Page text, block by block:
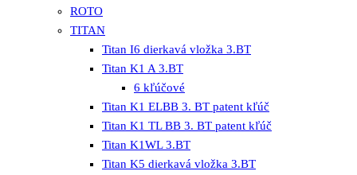
ROTO
TITAN
Titan I6 dierkavá vložka 3.BT
Titan K1 A 3.BT
6 kľúčové
Titan K1 ELBB 3. BT patent kľúč
Titan K1 TL BB 3. BT patent kľúč
Titan K1WL 3.BT
Titan K5 dierkavá vložka 3.BT